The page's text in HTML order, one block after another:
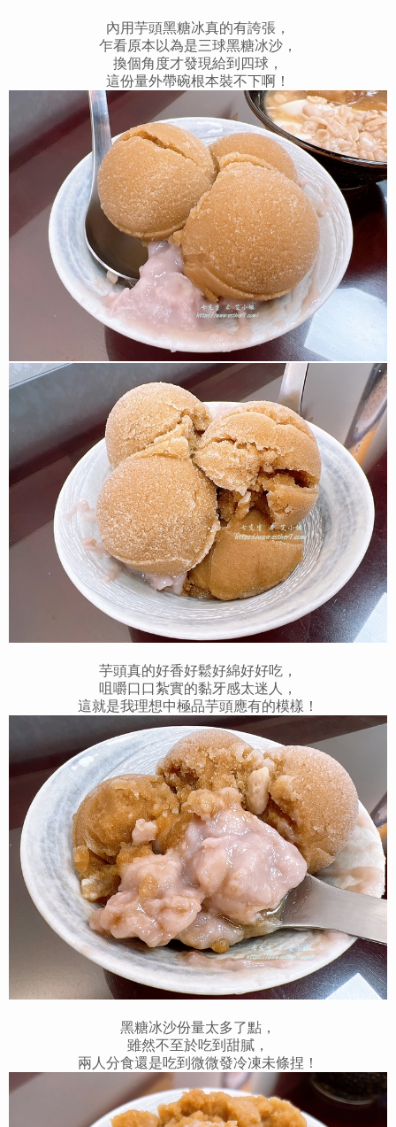
內用芋頭黑糖冰真的有誇張，
乍看原本以為是三球黑糖冰沙，
換個角度才發現給到四球，
這份量外帶碗根本裝不下啊！
芋頭真的好香好鬆好綿好好吃，
咀嚼口口紮實的黏牙感太迷人，
這就是我理想中極品芋頭應有的模樣！
黑糖冰沙份量太多了點，
雖然不至於吃到甜膩，
兩人分食還是吃到微微發冷凍未條捏！